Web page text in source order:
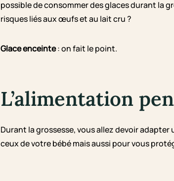
possible de consommer des glaces durant la
risques liés aux œufs et au lait cru ?
Glace enceinte: on fait le point.
L’alimentation
Durant la grossesse, vous allez devoir
ceux de votre bébé mais aussi pour vous